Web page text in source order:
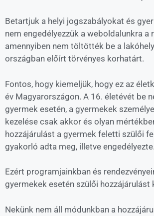
Betartjuk a helyi jogszabályokat és
nem engedélyezzük a weboldalunkra a
amennyiben nem töltötték be a
országban előírt törvényes korhatárt.
Fontos, hogy kiemeljük, hogy ez az
év Magyarországon. A 16. életévét be
gyermek esetén, a gyermekek
kezelése csak akkor és olyan
hozzájárulást a gyermek feletti szülői
gyakorló adta meg, illetve engedélyezte.
Ezért programjainkban és
gyermekek esetén szülői hozzájárulást
Nekünk nem áll módunkban a